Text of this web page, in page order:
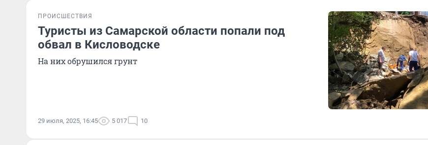
ПРОИСШЕСТВИЯ
Туристы из Самарской области попали под
обвал в Кисловодске
На них обрушился грунт
29 июля, 2025, 16:45 5 017 10